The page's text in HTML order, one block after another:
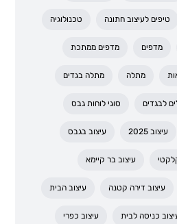
טיפים לעיצוב חתונה טכנולוגיה
מדפים מדפים ממתכת
מתלה מתלה בגדים
לבגדים סוגי לוחות גבס
עיצוב 2025 עיצוב בגבס
עיצוב בר קיימא
עיצוב דירה קטנה עיצוב הבית
כניסה לבית עיצוב כפרי